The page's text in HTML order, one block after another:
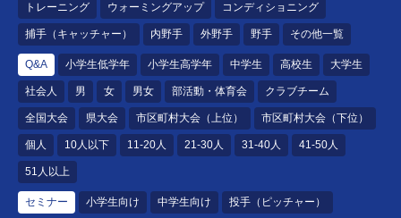
トレーニング ウォーミングアップ コンディショニング
捕手（キャッチャー） 内野手 外野手 野手 その他一覧
Q&A 小学生低学年 小学生高学年 中学生 高校生 大学生
社会人 男 女 男女 部活動・体育会 クラブチーム
全国大会 県大会 市区町村大会（上位） 市区町村大会（下位）
個人 10人以下 11-20人 21-30人 31-40人 41-50人
51人以上
セミナー 小学生向け 中学生向け 投手（ピッチャー）